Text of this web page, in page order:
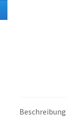
Beschreibung